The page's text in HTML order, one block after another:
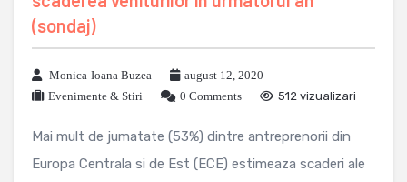
(sondaj)
Monica-Ioana Buzea
august 12, 2020
Evenimente & Stiri
0 Comments 512 vizualizari
Mai mult de jumatate (53%) dintre antreprenorii din
Europa Centrala si de Est (ECE) estimeaza scaderi ale